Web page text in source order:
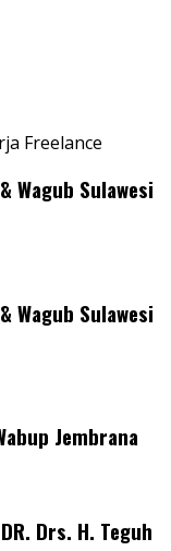
Freelance
Wagub Sulawesi
Wagub Sulawesi
Jembrana
Drs. H. Teguh